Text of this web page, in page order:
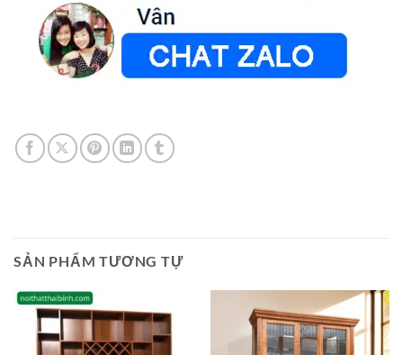
SẢN PHẨM TƯƠNG TỰ